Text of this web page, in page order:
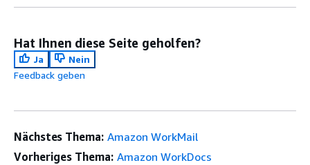
Hat Ihnen diese Seite geholfen?
Ja
Nein
Feedback geben
Nächstes Thema: Amazon WorkMail
Vorheriges Thema: Amazon WorkDocs